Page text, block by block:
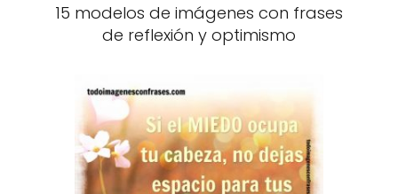
15 modelos de imágenes con frases
de reflexión y optimismo